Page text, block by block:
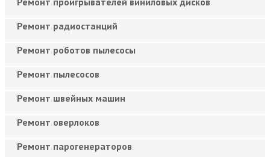
Ремонт радиостанций
Ремонт роботов пылесосы
Ремонт пылесосов
Ремонт швейных машин
Ремонт оверлоков
Ремонт парогенераторов